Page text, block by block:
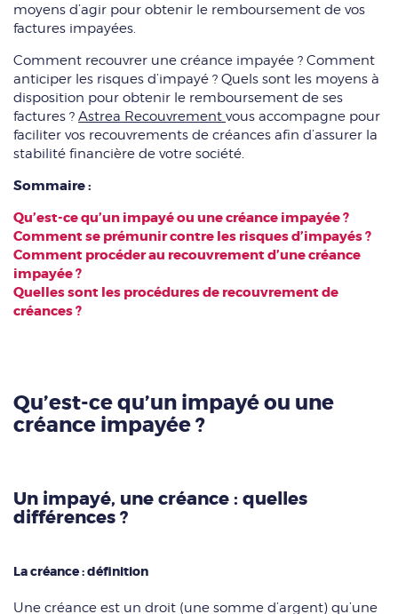
moyens d’agir pour obtenir le remboursement de vos
factures impayées.
Comment recouvrer une créance impayée ? Comment
anticiper les risques d’impayé ? Quels sont les moyens à
disposition pour obtenir le remboursement de ses
factures ? Astrea Recouvrement vous accompagne pour
faciliter vos recouvrements de créances afin d’assurer la
stabilité financière de votre société.
Sommaire :
Qu’est-ce qu’un impayé ou une créance impayée ?
Comment se prémunir contre les risques d’impayés ?
Comment procéder au recouvrement d’une créance
impayée ?
Quelles sont les procédures de recouvrement de
créances ?
Qu’est-ce qu’un impayé ou une
créance impayée ?
Un impayé, une créance : quelles
différences ?
La créance : définition
Une créance est un droit (une somme d’argent) qu’une